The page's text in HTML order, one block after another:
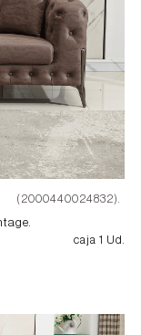
(2000440024832).
caja 1 Ud.